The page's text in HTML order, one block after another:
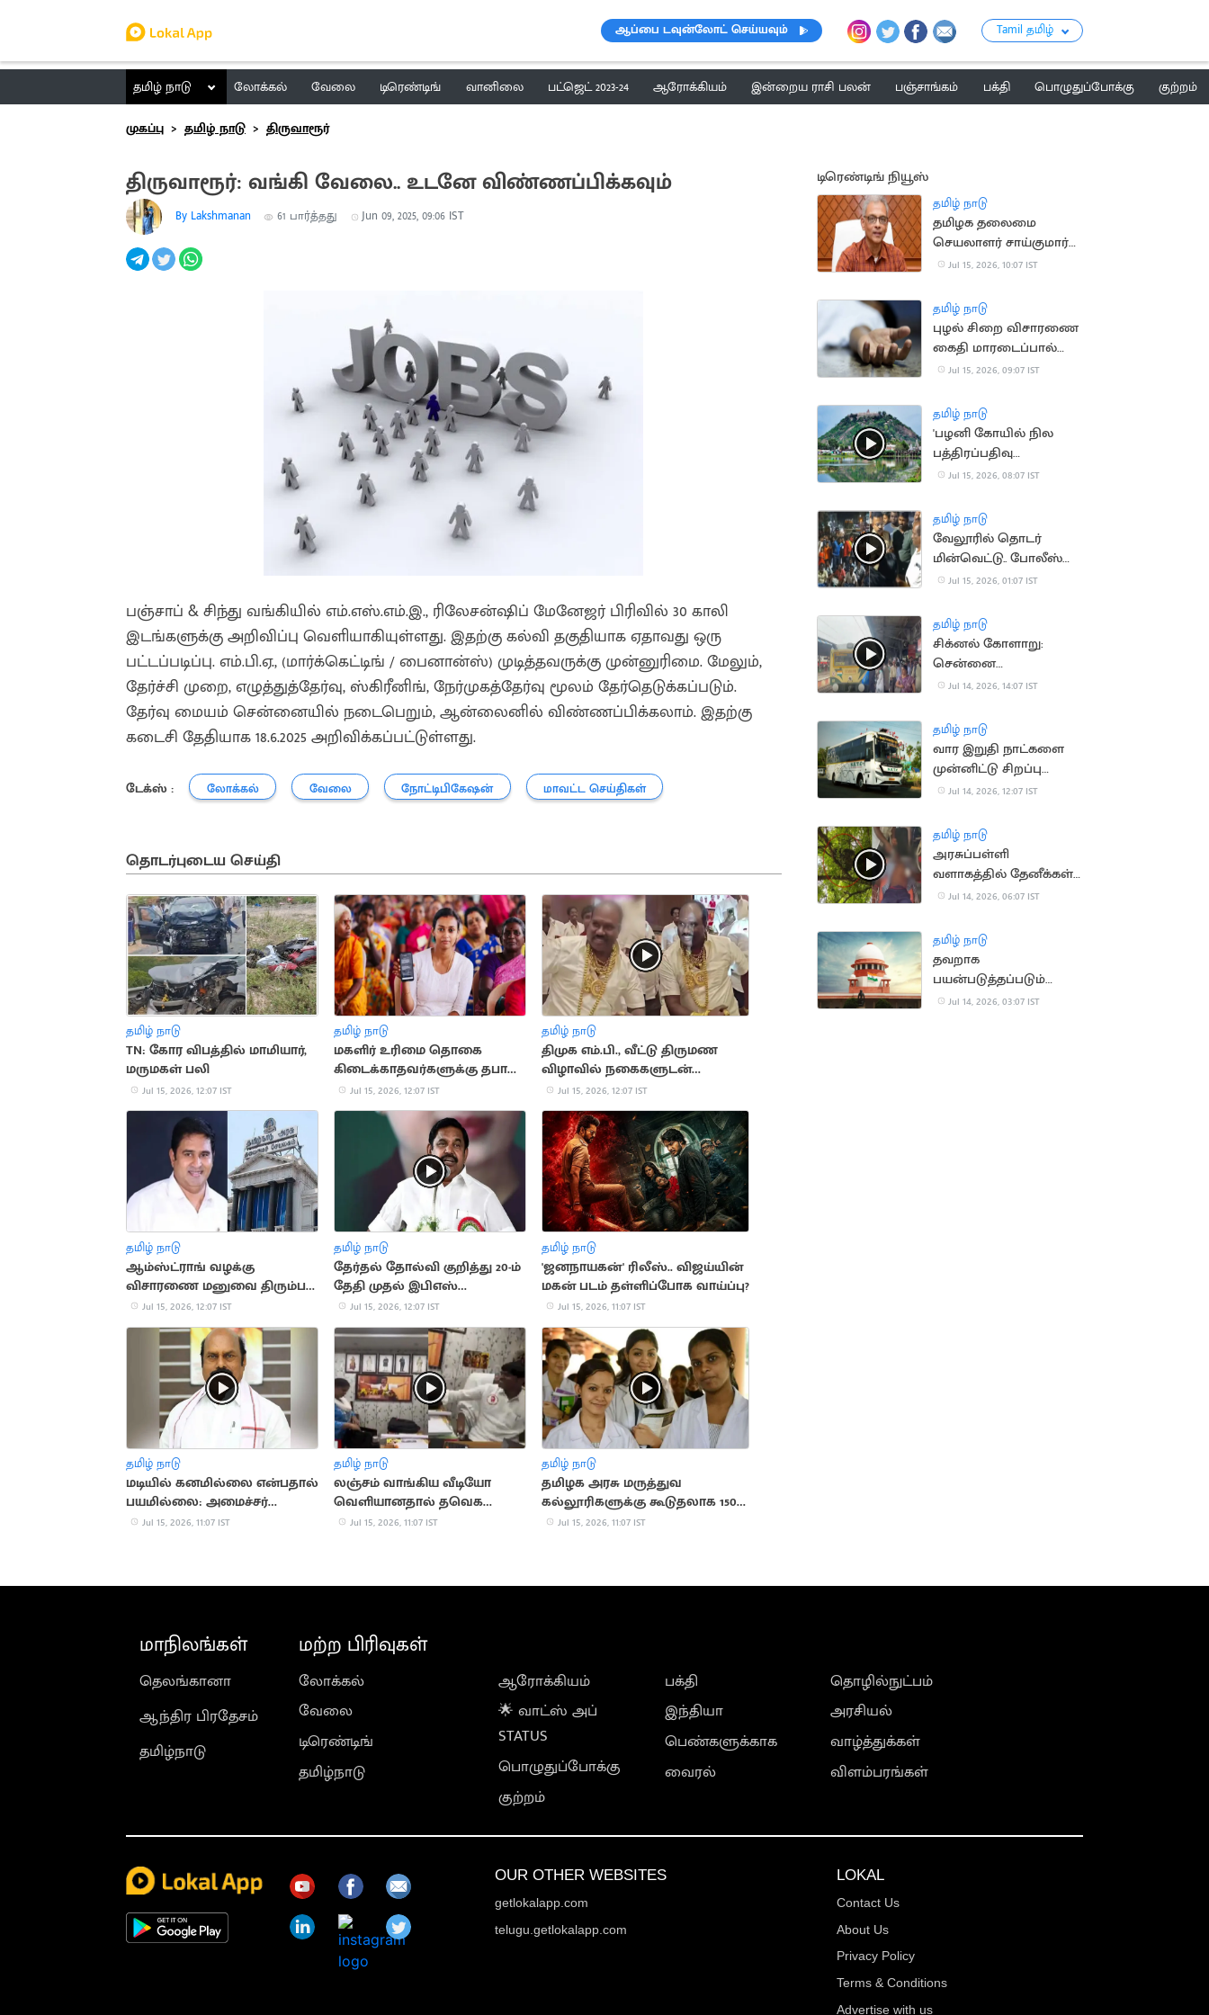
ஆப்பை டவுன்லோட் செய்யவும் Tamil தமிழ்
தமிழ் நாடு லோக்கல் வேலை டிரெண்டிங் வானிலை பட்ஜெட் 2023-24 ஆரோக்கியம் இன்றைய ராசி பலன் பஞ்சாங்கம் பக்தி பொழுதுப்போக்கு
குற்றம்
முகப்பு
தமிழ் நாடு திருவாரூர்
திருவாரூர்: வங்கி வேலை.. உடனே விண்ணப்பிக்கவும்
By Lakshmanan 61 பார்த்தது Jun 09, 2025, 09:06 IST
பஞ்சாப் & சிந்து வங்கியில் எம்.எஸ்.எம்.இ., ரிலேசன்ஷிப் மேனேஜர் பிரிவில் 30 காலி
இடங்களுக்கு அறிவிப்பு வெளியாகியுள்ளது. இதற்கு கல்வி தகுதியாக ஏதாவது ஒரு
பட்டப்படிப்பு. எம்.பி.ஏ., (மார்க்கெட்டிங் / பைனான்ஸ்) முடித்தவருக்கு முன்னுரிமை. மேலும்,
தேர்ச்சி முறை, எழுத்துத்தேர்வு, ஸ்கிரீனிங், நேர்முகத்தேர்வு மூலம் தேர்தெடுக்கப்படும்.
தேர்வு மையம் சென்னையில் நடைபெறும், ஆன்லைனில் விண்ணப்பிக்கலாம். இதற்கு
கடைசி தேதியாக 18.6.2025 அறிவிக்கப்பட்டுள்ளது.
டேக்ஸ் : லோக்கல் வேலை நோட்டிபிகேஷன் மாவட்ட செய்திகள்
தொடர்புடைய செய்தி
தமிழ் நாடு
TN: கோர விபத்தில் மாமியார்,
மருமகள் பலி
Jul 15, 2026, 12:07 IST
தமிழ் நாடு
மகளிர் உரிமை தொகை
கிடைக்காதவர்களுக்கு தபால்
மூலம் வரவு?
Jul 15, 2026, 12:07 IST
தமிழ் நாடு
திமுக எம்.பி., வீட்டு திருமண
விழாவில் நகைகளுடன்
நடனமாடிய நிர்வாகி
Jul 15, 2026, 12:07 IST
தமிழ் நாடு
ஆம்ஸ்ட்ராங் வழக்கு
விசாரணை மனுவை திரும்ப
பெற்ற தமிழக அரசு
Jul 15, 2026, 12:07 IST
தமிழ் நாடு
தேர்தல் தோல்வி குறித்து 20-ம்
தேதி முதல் இபிஎஸ்
ஆலோசனை
Jul 15, 2026, 12:07 IST
தமிழ் நாடு
'ஜனநாயகன்' ரிலீஸ்.. விஜய்யின்
மகன் படம் தள்ளிப்போக வாய்ப்பு?
Jul 15, 2026, 11:07 IST
தமிழ் நாடு
மடியில் கனமில்லை என்பதால்
பயமில்லை: அமைச்சர்
எ.வ.வேலு
Jul 15, 2026, 11:07 IST
தமிழ் நாடு
லஞ்சம் வாங்கிய வீடியோ
வெளியானதால் தவெக
நிர்வாகி வீராசாமி நீக்கம்
Jul 15, 2026, 11:07 IST
தமிழ் நாடு
தமிழக அரசு மருத்துவ
கல்லூரிகளுக்கு கூடுதலாக 150
இடங்கள் ஒதுக்கீடு
Jul 15, 2026, 11:07 IST
டிரெண்டிங் நியூஸ்
தமிழ் நாடு
தமிழக தலைமை
செயலாளர் சாய்குமார்
பதவிக்காலம் 6
Jul 15, 2026, 10:07 IST
தமிழ் நாடு
புழல் சிறை விசாரணை
கைதி மாரடைப்பால்
திடீர் உயிரிழப்பு
Jul 15, 2026, 09:07 IST
தமிழ் நாடு
'பழனி கோயில் நில
பத்திரப்பதிவு
செல்லாது'.. நீதிமன்றம்
Jul 15, 2026, 08:07 IST
தமிழ் நாடு
வேலூரில் தொடர்
மின்வெட்டு.. போலீஸ்
பேச்சால் சர்ச்சை
Jul 15, 2026, 01:07 IST
தமிழ் நாடு
சிக்னல் கோளாறு:
சென்னை
கடற்கரையில் புறநகர்
Jul 14, 2026, 14:07 IST
தமிழ் நாடு
வார இறுதி நாட்களை
முன்னிட்டு சிறப்பு
பேருந்துகள் இயக்கம்
Jul 14, 2026, 12:07 IST
தமிழ் நாடு
அரசுப்பள்ளி
வளாகத்தில் தேனீக்கள்
கொட்டி 50
Jul 14, 2026, 06:07 IST
தமிழ் நாடு
தவறாக
பயன்படுத்தப்படும்
போக்சோ.. உச்ச
Jul 14, 2026, 03:07 IST
மாநிலங்கள்
தெலங்கானா
ஆந்திர பிரதேசம்
தமிழ்நாடு
மற்ற பிரிவுகள்
லோக்கல்
வேலை
டிரெண்டிங்
தமிழ்நாடு
ஆரோக்கியம்
🌟 வாட்ஸ் அப்
STATUS
பொழுதுப்போக்கு
குற்றம்
பக்தி
இந்தியா
பெண்களுக்காக
வைரல்
தொழில்நுட்பம்
அரசியல்
வாழ்த்துக்கள்
விளம்பரங்கள்
OUR OTHER WEBSITES
getlokalapp.com
telugu.getlokalapp.com
LOKAL
Contact Us
About Us
Privacy Policy
Terms & Conditions
Advertise with us